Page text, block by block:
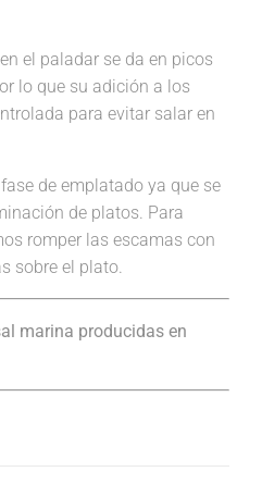
el paladar se da en picos
lo que su adición a los
para evitar salar en
de emplatado ya que se
de platos. Para
romper las escamas con
sobre el plato.
marina producidas en